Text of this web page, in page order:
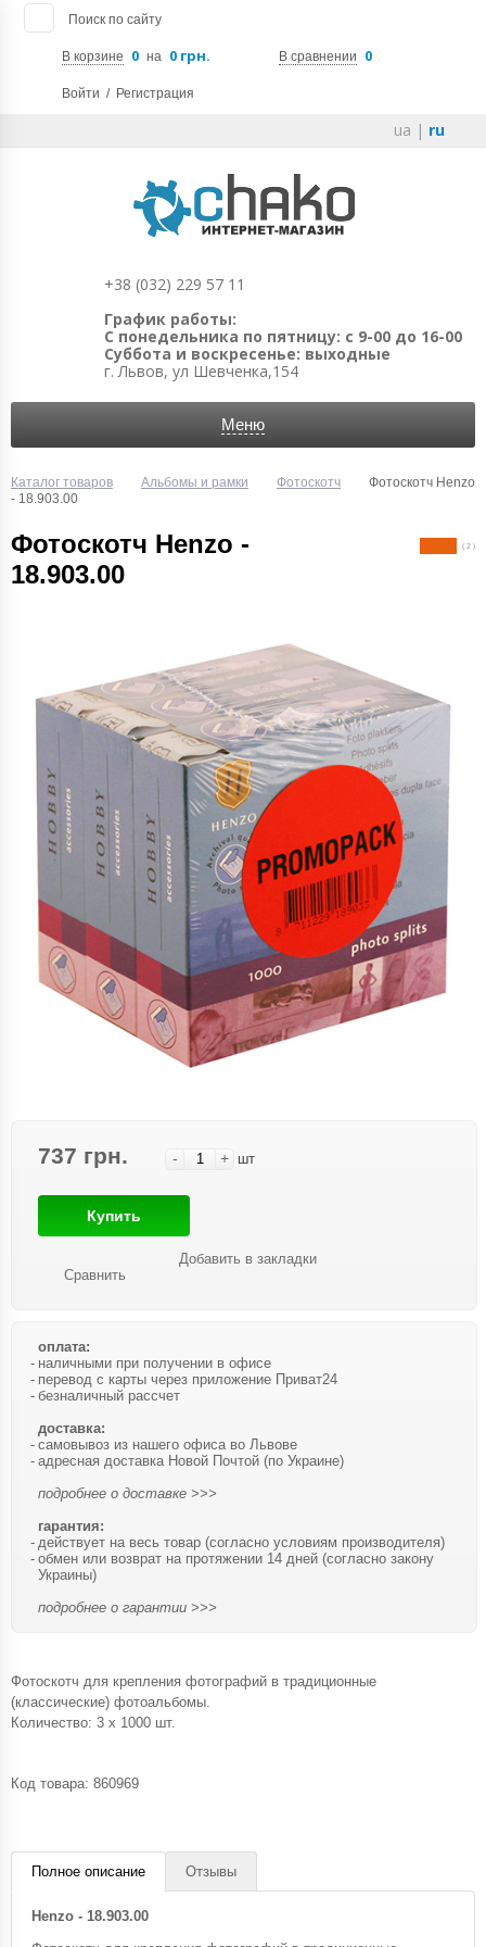
Поиск по сайту
В корзине 0 на 0 грн. В сравнении 0
Войти / Регистрация
ua | ru
+38 (032) 229 57 11
График работы:
С понедельника по пятницу: с 9-00 до 16-00
Суббота и воскресенье: выходные
г. Львов, ул Шевченка,154
Меню
Каталог товаров Альбомы и рамки Фотоскотч
Фотоскотч Henzo
- 18.903.00
Фотоскотч Henzo -
18.903.00
( 2 )
737 грн. - + шт
Купить
Сравнить
Добавить в закладки
оплата:
наличными при получении в офисе
перевод с карты через приложение Приват24
безналичный рассчет
доставка:
самовывоз из нашего офиса во Львове
адресная доставка Новой Почтой (по Украине)
подробнее о доставке >>>
гарантия:
действует на весь товар (согласно условиям производителя)
обмен или возврат на протяжении 14 дней (согласно закону
Украины)
подробнее о гарантии >>>
Фотоскотч для крепления фотографий в традиционные
(классические) фотоальбомы.
Количество: 3 x 1000 шт.
Код товара: 860969
Полное описание Отзывы
Henzo - 18.903.00